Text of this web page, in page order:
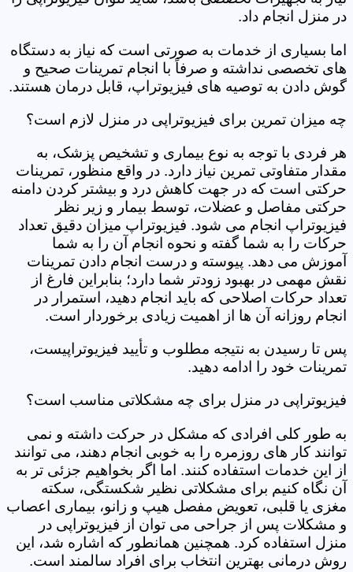
در منزل انجام داد.
اما بسیاری از خدمات به صورتی است که نیاز به دستگاه
های تخصصی نداشته و صرفاً با انجام تمرینات صحیح و
گوش دادن به توصیه های فیزیوتراپ، قابل درمان هستند.
چه میزان تمرین برای فیزیوتراپی در منزل لازم است؟
هر فردی با توجه به نوع بیماری و تشخیص پزشک، به
مقدار متفاوتی تمرین نیاز دارد. در واقع منظور، تمرینات
حرکتی است که در جهت کاهش درد و بیشتر کردن دامنه
حرکتی مفاصل و عضلات، توسط بیمار و زیر نظر
فیزیوتراپ انجام می شود. فیزیوتراپ میزان دقیق تعداد
حرکات را به شما گفته و نحوه انجام آن را به شما
آموزش می دهد. پیوسته و درست انجام دادن تمرینات
نقش مهمی در بهبود زودتر شما دارد؛ بنابراین فارغ از
تعداد حرکات اصلاحی که باید انجام دهید، استمرار در
انجام روزانه آن ها از اهمیت زیادی برخوردار است.
پس تا رسیدن به نتیجه مطلوب و تأیید فیزیوتراپیست،
تمرینات خود را ادامه دهید.
فیزیوتراپی در منزل برای چه مشکلاتی مناسب است؟
به طور کلی افرادی که مشکل در حرکت داشته و نمی
توانند کار های روزمره را به خوبی انجام دهند، می توانند
از این خدمات استفاده کنند. اما اگر بخواهیم جزئی تر به
آن نگاه کنیم برای مشکلاتی نظیر شکستگی، سکته
مغزی یا قلبی، تعویض مفصل هیپ و زانو، بیماری اعصاب
و مشکلات پس از جراحی می توان از فیزیوتراپی در
منزل استفاده کرد. همچنین همانطور که اشاره شد، این
روش درمانی بهترین انتخاب برای افراد سالمند است.